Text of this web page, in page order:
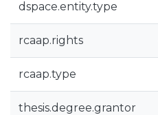
dspace.entity.type
rcaap.rights
rcaap.type
thesis.degree.grantor